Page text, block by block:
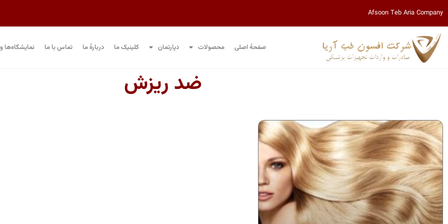
Afsoon Teb Aria Company
صفحۀ اصلی محصولات دپارتمان کلینیک ما دربارۀ ما تماس با ما نمایشگاه‌ها
ضد ریزش